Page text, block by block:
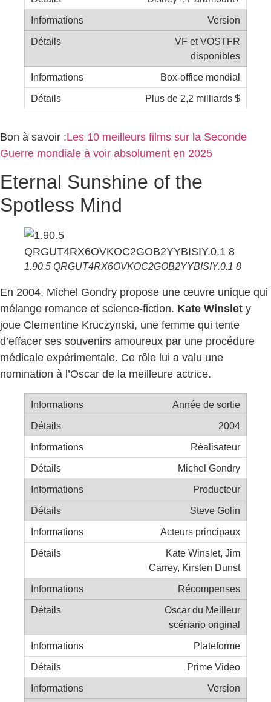
Version
VF et VOSTFR
disponibles
Box-office mondial
Plus de 2,2 milliards $
Bon à savoir :Les 10 meilleurs films sur la Seconde
Guerre mondiale à voir absolument en 2025
Eternal Sunshine of the
Spotless Mind
1.90.5 QRGUT4RX6OVKOC2GOB2YYBISIY.0.1 8
En 2004, Michel Gondry propose une œuvre unique qui
mélange romance et science-fiction. Kate Winslet y
joue Clementine Kruczynski, une femme qui tente
d’effacer ses souvenirs amoureux par une procédure
médicale expérimentale. Ce rôle lui a valu une
nomination à l’Oscar de la meilleure actrice.
Année de sortie
2004
Réalisateur
Michel Gondry
Producteur
Steve Golin
Acteurs principaux
Kate Winslet, Jim
Carrey, Kirsten Dunst
Récompenses
Oscar du Meilleur
scénario original
Plateforme
Prime Video
Version